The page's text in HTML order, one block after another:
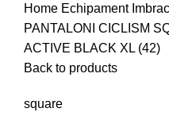
Home Echipament
PANTALONI CICLISM
ACTIVE BLACK XL (42)
Back to products
square